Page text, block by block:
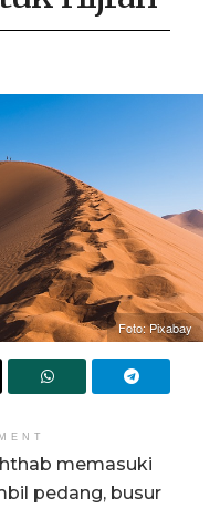
Foto: Pixabay
memasuki
pedang, busur